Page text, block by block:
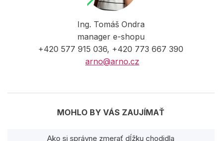
Ing. Tomáš Ondra
manager e-shopu
+420 577 915 036, +420 773 667 390
arno@arno.cz
MOHLO BY VÁS ZAUJÍMAŤ
Ako si správne zmerať dĺžku chodidla